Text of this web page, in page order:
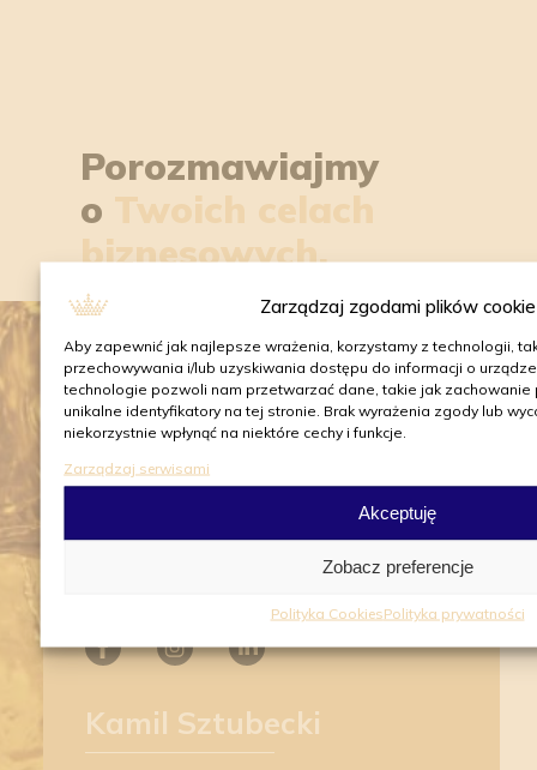
Zarządzaj zgodami plików cookie
Aby zapewnić jak najlepsze wrażenia, korzystamy z technologii,
przechowywania i/lub uzyskiwania dostępu do informacji o
technologie pozwoli nam przetwarzać dane, takie jak
unikalne identyfikatory na tej stronie. Brak wyrażenia zgody lub
niekorzystnie wpłynąć na niektóre cechy i funkcje.
Zarządzaj serwisami
Akceptuję
Zobacz preferencje
Polityka CookiesPolityka prywatności
Porozmawiajmy
o Twoich celach
biznesowych.
Roial Sp. z o.o.
Ul. Hanki Czaki 2/7
Kamil Sztubecki